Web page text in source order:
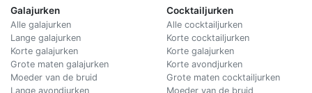
Galajurken
Alle galajurken
Lange galajurken
Korte galajurken
Grote maten galajurken
Moeder van de bruid
Lange avondjurken
Cocktailjurken
Alle cocktailjurken
Korte cocktailjurken
Korte galajurken
Korte avondjurken
Grote maten cocktailjurken
Moeder van de bruid